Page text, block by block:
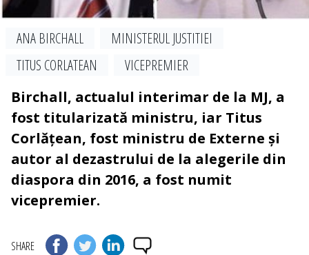
ANA BIRCHALL
MINISTERUL JUSTITIEI
TITUS CORLATEAN
VICEPREMIER
Birchall, actualul interimar de la MJ, a
fost titularizată ministru, iar Titus
Corlățean, fost ministru de Externe și
autor al dezastrului de la alegerile din
diaspora din 2016, a fost numit
vicepremier.
SHARE